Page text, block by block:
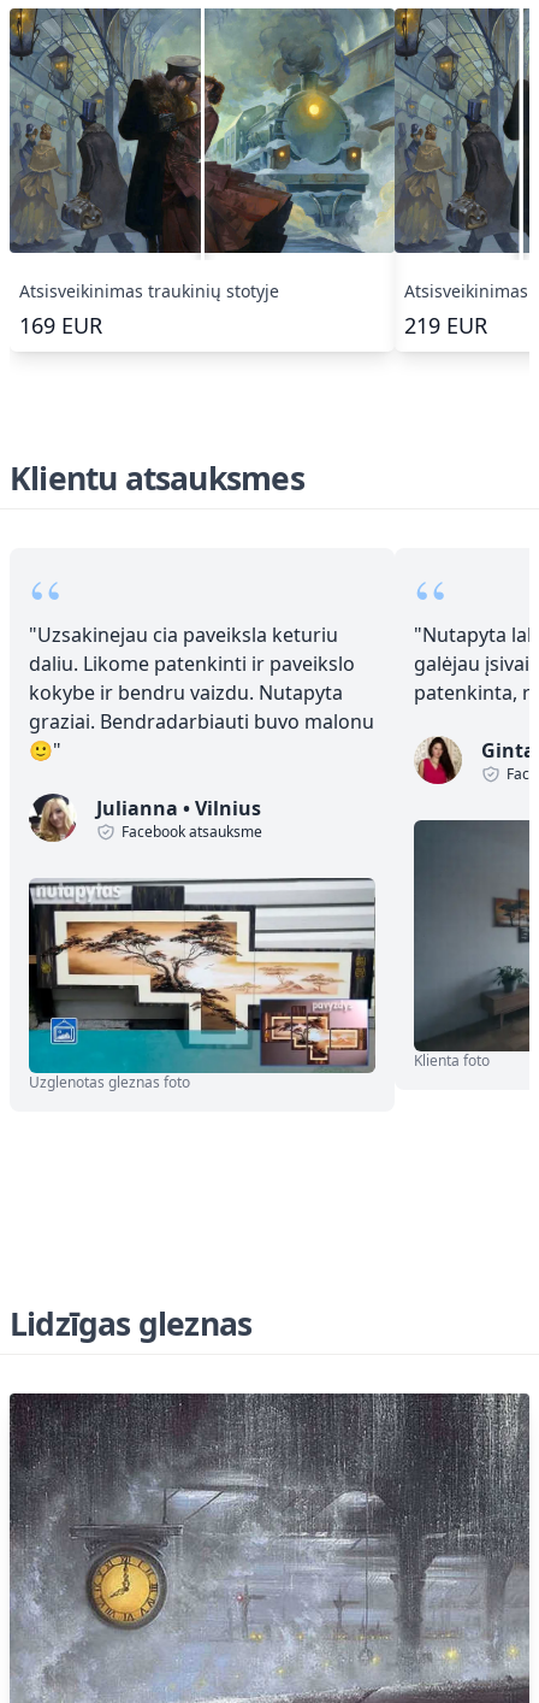
Atsisveikinimas traukinių stotyje
169 EUR
Atsisveikinimas
219 EUR
Klientu atsauksmes
“
"Uzsakinejau cia paveiksla keturiu
daliu. Likome patenkinti ir paveikslo
kokybe ir bendru vaizdu. Nutapyta
graziai. Bendradarbiauti buvo malonu
🙂"
Julianna •Vilnius
Facebook atsauksme
Uzglenotas gleznas foto
“
"Nutapyta
galėjau
patenkinta,
Klienta foto
Lidzīgas gleznas